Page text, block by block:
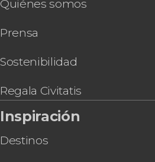
Quiénes somos
Prensa
Sostenibilidad
Regala Civitatis
Inspiración
Destinos